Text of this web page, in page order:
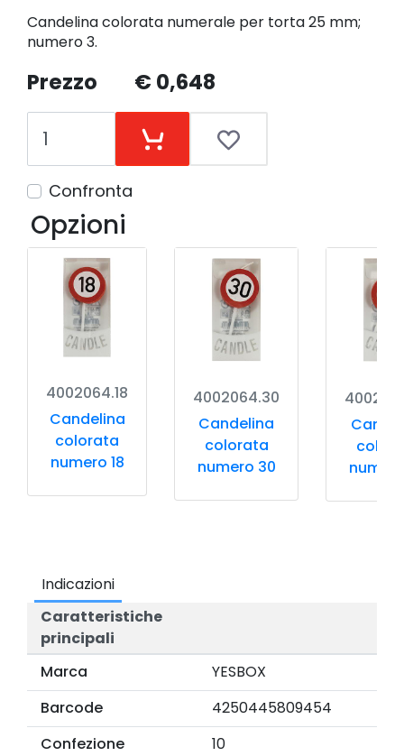
Candelina colorata numerale per torta 25 mm;
numero 3.
Prezzo € 0,648
Confronta
Opzioni
4002064.18
Candelina
colorata
numero 18
4002064.30
Candelina
colorata
numero 30
Indicazioni
Caratteristiche
principali
Marca
YESBOX
Barcode
4250445809454
Confezione
10